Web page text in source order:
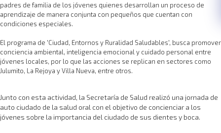
padres de familia de los jóvenes quienes desarrollan un proceso de
aprendizaje de manera conjunta con pequeños que cuentan con
condiciones especiales.
El programa de 'Ciudad, Entornos y Ruralidad Saludables', busca promover
conciencia ambiental, inteligencia emocional y cuidado personal entre
jóvenes locales, por lo que las acciones se replican en sectores como
Julumito, La Rejoya y Villa Nueva, entre otros.
Junto con esta actividad, la Secretaría de Salud realizó una jornada de
auto ciudado de la salud oral con el objetivo de concienciar a los
jóvenes sobre la importancia del ciudado de sus dientes y boca.